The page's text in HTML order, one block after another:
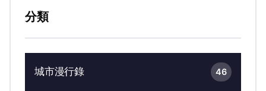
分類
城市漫行錄 46